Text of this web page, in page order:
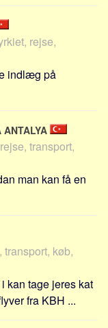
rejse,
indlæg på
transport,
man kan få en
køb,
kan tage jeres kat
fra KBH ...